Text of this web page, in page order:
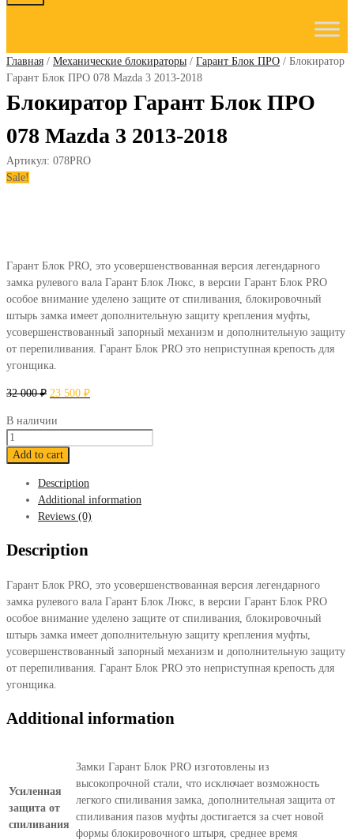
Главная / Механические блокираторы / Гарант Блок ПРО / Блокиратор
Гарант Блок ПРО 078 Mazda 3 2013-2018
Блокиратор Гарант Блок ПРО
078 Mazda 3 2013-2018
Артикул: 078PRO
Sale!
Гарант Блок PRO, это усовершенствованная версия легендарного
замка рулевого вала Гарант Блок Люкс, в версии Гарант Блок PRO
особое внимание уделено защите от спиливания, блокировочный
штырь замка имеет дополнительную защиту крепления муфты,
усовершенствованный запорный механизм и дополнительную защиту
от перепиливания. Гарант Блок PRO это неприступная крепость для
угонщика.
32 000₽ 23 500 ₽
В наличии
Блокиратор
Гарант
ПРО
Mazda
2013-
quantity
Add to cart
Description
Additional information
Reviews (0)
Description
Гарант Блок PRO, это усовершенствованная версия легендарного
замка рулевого вала Гарант Блок Люкс, в версии Гарант Блок PRO
особое внимание уделено защите от спиливания, блокировочный
штырь замка имеет дополнительную защиту крепления муфты,
усовершенствованный запорный механизм и дополнительную защиту
от перепиливания. Гарант Блок PRO это неприступная крепость для
угонщика.
Additional information
Усиленная
защита от
спиливания
Замки Гарант Блок PRO изготовлены из
высокопрочной стали, что исключает возможность
легкого спиливания замка, дополнительная защита от
спиливания пазов муфты достигается за счет новой
формы блокировочного штыря, среднее время